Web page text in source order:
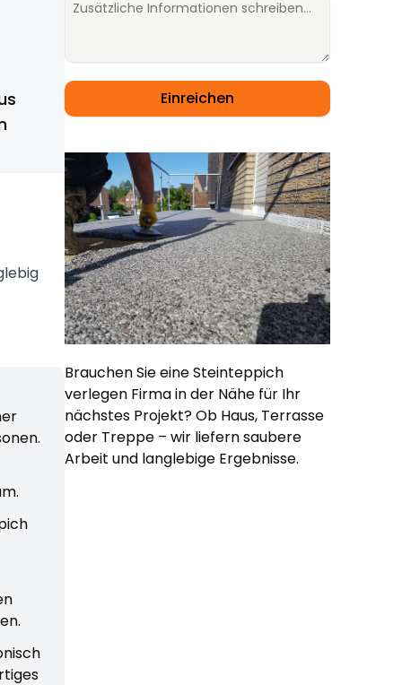
Einreichen
Brauchen Sie eine Steinteppich
verlegen Firma in der Nähe für Ihr
nächstes Projekt? Ob Haus, Terrasse
oder Treppe – wir liefern saubere
Arbeit und langlebige Ergebnisse.